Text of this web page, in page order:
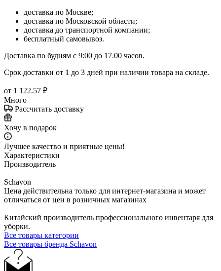
доставка по Москве;
доставка по Московской области;
доставка до транспортной компании;
бесплатный самовывоз.
Доставка по будням с 9:00 до 17.00 часов.
Срок доставки от 1 до 3 дней при наличии товара на складе.
от 1 122.57 ₽
Много
Рассчитать доставку
Хочу в подарок
Лучшее качество и приятные цены!
Характеристики
Производитель
—
Schavon
Цена действительна только для интернет-магазина и может
отличаться от цен в розничных магазинах
Китайский производитель профессионального инвентаря для
уборки.
Все товары категории
Все товары бренда Schavon